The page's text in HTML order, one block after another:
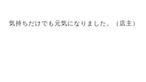
気持ちだけでも元気になりました。（店主）